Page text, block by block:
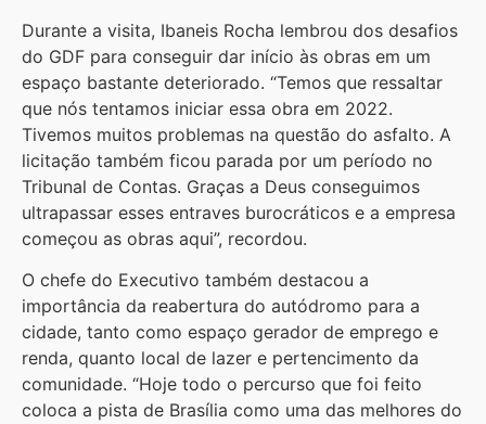
Durante a visita, Ibaneis Rocha lembrou dos desafios
do GDF para conseguir dar início às obras em um
espaço bastante deteriorado. “Temos que ressaltar
que nós tentamos iniciar essa obra em 2022.
Tivemos muitos problemas na questão do asfalto. A
licitação também ficou parada por um período no
Tribunal de Contas. Graças a Deus conseguimos
ultrapassar esses entraves burocráticos e a empresa
começou as obras aqui”, recordou.
O chefe do Executivo também destacou a
importância da reabertura do autódromo para a
cidade, tanto como espaço gerador de emprego e
renda, quanto local de lazer e pertencimento da
comunidade. “Hoje todo o percurso que foi feito
coloca a pista de Brasília como uma das melhores do